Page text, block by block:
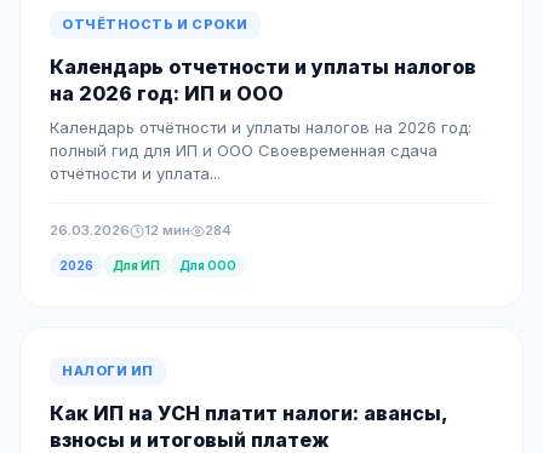
ОТЧЁТНОСТЬ И СРОКИ
Календарь отчетности и уплаты налогов
на 2026 год: ИП и ООО
Календарь отчётности и уплаты налогов на 2026 год:
полный гид для ИП и ООО Своевременная сдача
отчётности и уплата...
26.03.2026 12 мин 284
2026 Для ИП Для ООО
НАЛОГИ ИП
Как ИП на УСН платит налоги: авансы,
взносы и итоговый платеж